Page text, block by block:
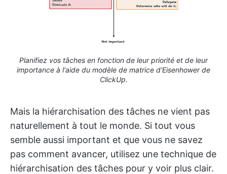
Planifiez vos tâches en fonction de leur priorité et de leur
importance à l'aide du modèle de matrice d'Eisenhower de
ClickUp.
Mais la hiérarchisation des tâches ne vient pas
naturellement à tout le monde. Si tout vous
semble aussi important et que vous ne savez
pas comment avancer, utilisez une technique de
hiérarchisation des tâches pour y voir plus clair.